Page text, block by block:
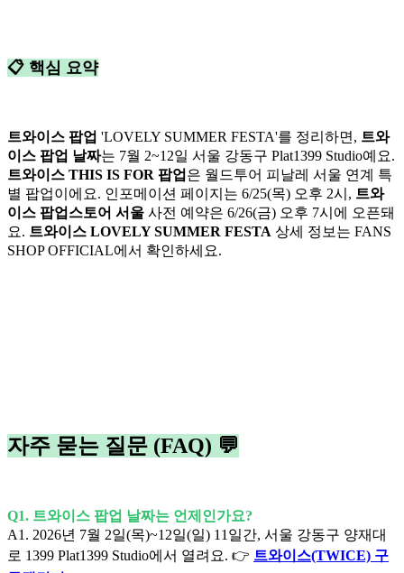
📋 핵심 요약
트와이스 팝업 'LOVELY SUMMER FESTA'를 정리하면, 트와
이스 팝업 날짜는 7월 2~12일 서울 강동구 Plat1399 Studio예요.
트와이스 THIS IS FOR 팝업 은 월드투어 피날레 서울 연계 특
별 팝업이에요. 인포메이션 페이지는 6/25(목) 오후 2시, 트와
이스 팝업스토어 서울 사전 예약은 6/26(금) 오후 7시에 오픈돼
요. 트와이스 LOVELY SUMMER FESTA 상세 정보는 FANS
SHOP OFFICIAL에서 확인하세요.
자주 묻는 질문 (FAQ) 💬
Q1. 트와이스 팝업 날짜는 언제인가요?
A1. 2026년 7월 2일(목)~12일(일) 11일간, 서울 강동구 양재대
로 1399 Plat1399 Studio에서 열려요. 👉 트와이스(TWICE) 구